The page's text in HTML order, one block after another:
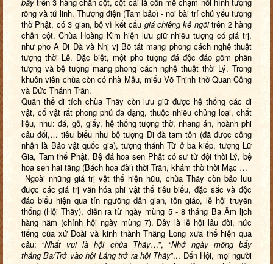
rồng và tứ linh. Thượng điện (Tam bảo) - nơi bài trí chủ yếu tượng
thờ Phật, có 3 gian, bộ vì kết cấu giá chiêng kẻ ngồitrên 2 hàng
chân cột. Chùa Hoàng Kim hiện lưu giữ nhiều tượng có giá trị,
như pho A Di Đà và Nhị vị Bồ tát mang phong cách nghệ thuật
tượng thời Lê. Đặc biệt, một pho tượng đá độc đáo gồm phần
tượng và bệ tượng mang phong cách nghệ thuật thời Lý. Trong
khuôn viên chùa còn có nhà Mẫu, miếu Võ Thịnh thờ Quan Công
và Đức Thánh Trần.
Quần thể di tích chùa Thầy còn lưu giữ được hệ thống các di
vật, cổ vật rất phong phú đa dạng, thuộc nhiều chủng loại, chất
liệu, như: đá, gỗ, giấy, hệ thống tượng thờ, nhang án, hoành phi
câu đối,… tiêu biểu như bộ tượng Di đà tam tôn (đã được công
nhận là Bảo vật quốc gia), tượng thánh Từ ở ba kiếp, tượng Lữ
Gia, Tam thế Phật, Bệ đá hoa sen Phật có sư tử đội thời Lý, bệ
hoa sen hai tầng (Bách hoa đài) thời Trần, khám thờ thời Mạc …
Ngoài những giá trị vật thể hiện hữu, chùa Thầy còn bảo lưu
được các giá trị văn hóa phi vật thể tiêu biểu, đặc sắc và độc
đáo biểu hiện qua tín ngưỡng dân gian, tôn giáo, lễ hội truyền
thống (Hội Thầy), diễn ra từ ngày mùng 5 - 8 tháng Ba Âm lịch
hàng năm (chính hội ngày mùng 7). Đây là lễ hội lâu đời, nức
tiếng của xứ Đoài và kinh thành Thăng Long xưa thể hiện qua
câu: “Nhất vui là hội chùa Thầy…”, “Nhớ ngày mồng bẩy
thángBa/Trở vào hội Láng trở ra hội Thầy”... Đến Hội, mọi người